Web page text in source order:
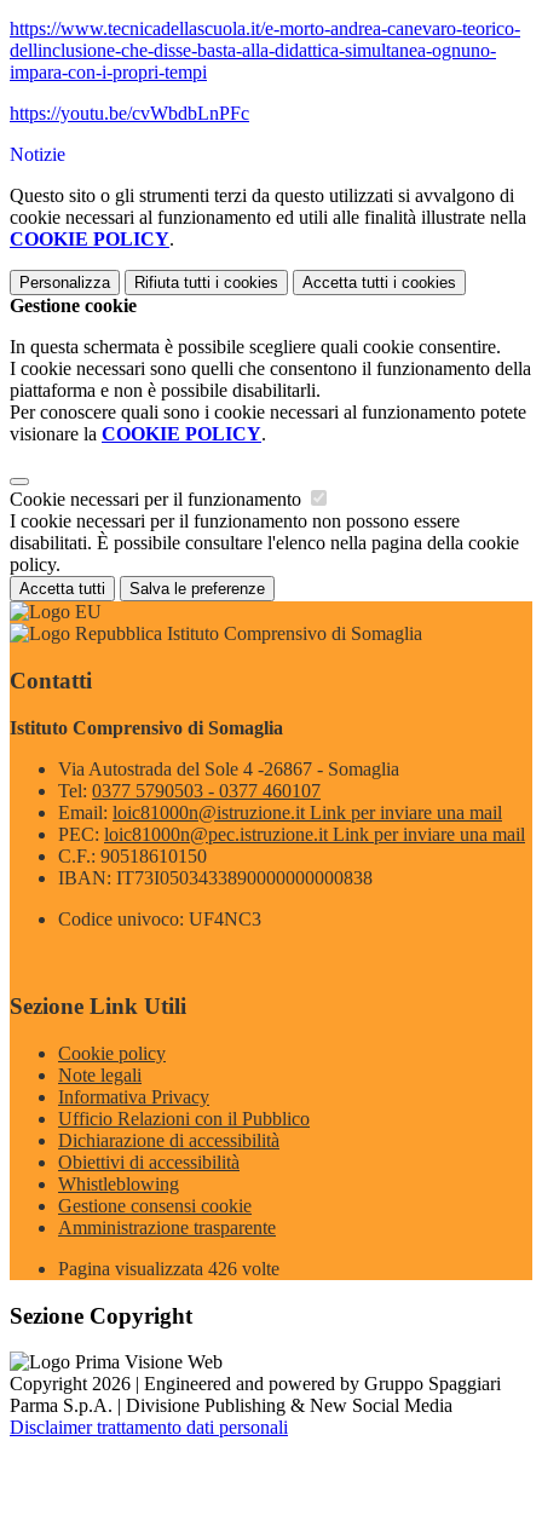
https://www.tecnicadellascuola.it/e-morto-andrea-canevaro-teorico-
dellinclusione-che-disse-basta-alla-didattica-simultanea-ognuno-
impara-con-i-propri-tempi
https://youtu.be/cvWbdbLnPFc
Notizie
Questo sito o gli strumenti terzi da questo utilizzati si avvalgono di
cookie necessari al funzionamento ed utili alle finalità illustrate nella
COOKIE POLICY.
Personalizza Rifiuta tutti i cookies Accetta tutti i cookies
Gestione cookie
In questa schermata è possibile scegliere quali cookie consentire.
I cookie necessari sono quelli che consentono il funzionamento della
piattaforma e non è possibile disabilitarli.
Per conoscere quali sono i cookie necessari al funzionamento potete
visionare la COOKIE POLICY.
Cookie necessari per il funzionamento
I cookie necessari per il funzionamento non possono essere
disabilitati. È possibile consultare l'elenco nella pagina della cookie
policy.
Accetta tutti Salva le preferenze
Istituto Comprensivo di Somaglia
Contatti
Istituto Comprensivo di Somaglia
Via Autostrada del Sole 4 -26867 - Somaglia
Tel: 0377 5790503 - 0377 460107
Email: loic81000n@istruzione.it Link per inviare una mail
PEC: loic81000n@pec.istruzione.it Link per inviare una mail
C.F.: 90518610150
IBAN: IT73I0503433890000000000838
Codice univoco: UF4NC3
Sezione Link Utili
Cookie policy
Note legali
Informativa Privacy
Ufficio Relazioni con il Pubblico
Dichiarazione di accessibilità
Obiettivi di accessibilità
Whistleblowing
Gestione consensi cookie
Amministrazione trasparente
Pagina visualizzata 426 volte
Sezione Copyright
Copyright 2026 | Engineered and powered by Gruppo Spaggiari
Parma S.p.A. | Divisione Publishing & New Social Media
Disclaimer trattamento dati personali